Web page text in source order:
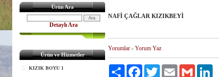
Ürün Ara
Detaylı Ara
Ürün ve Hizmetler
KIZIK BOYU 1
NAFİ ÇAĞLAR KIZIKBEYİ
Yorumlar - Yorum Yaz
Paylaş FacebookTwitter Email Gmail